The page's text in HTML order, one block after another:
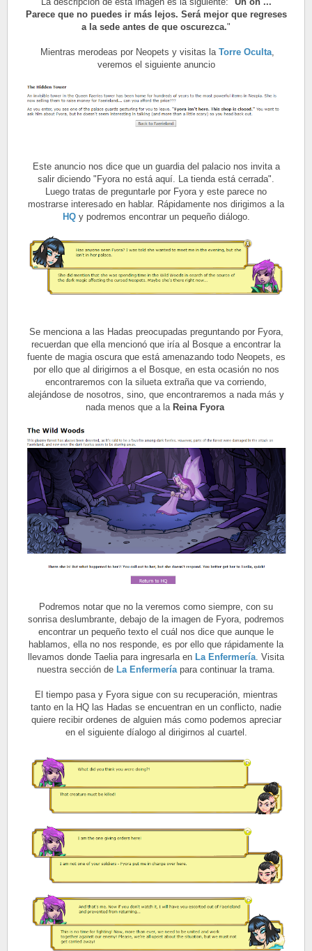
Parece que no puedes ir más lejos. Será mejor que regreses
a la sede antes de que oscurezca."
Mientras merodeas por Neopets y visitas la Torre Oculta
veremos el siguiente anuncio
Este anuncio nos dice que un guardia del palacio nos invita a
salir diciendo "Fyora no está aquí. La tienda está cerrada".
Luego tratas de preguntarle por Fyora y este parece no
mostrarse interesado en hablar. Rápidamente nos dirigimos a la
HQy podremos encontrar un pequeño diálogo.
Se menciona a las Hadas preocupadas preguntando por Fyora,
recuerdan que ella mencionó que iría al Bosque a encontrar la
fuente de magia oscura que está amenazando todo Neopets, es
por ello que al dirigirnos a el Bosque, en esta ocasión no nos
encontraremos con la silueta extraña que va corriendo,
alejándose de nosotros, sino, que encontraremos a nada más y
nada menos que a la Reina Fyora
Podremos notar que no la veremos como siempre, con su
sonrisa deslumbrante, debajo de la imagen de Fyora, podremos
encontrar un pequeño texto el cuál nos dice que aunque le
hablamos, ella no nos responde, es por ello que rápidamente la
llevamos donde Taelia para ingresarla en La Enfermería Visita
nuestra sección de La Enfermería para continuar la trama.
El tiempo pasa y Fyora sigue con su recuperación, mientras
tanto en la HQ las Hadas se encuentran en un conflicto, nadie
quiere recibir ordenes de alguien más como podemos apreciar
en el siguiente díalogo al dirigirnos al cuartel.